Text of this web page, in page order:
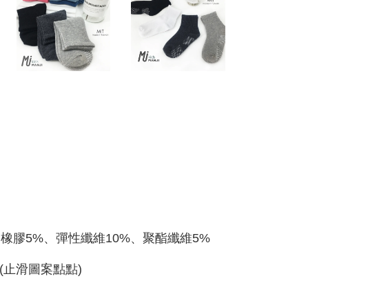
膠5%、彈性纖維10%、聚酯纖維5%
滑圖案點點)